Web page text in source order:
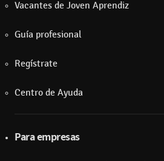
Vacantes de Joven Aprendiz
Guía profesional
Regístrate
Centro de Ayuda
Para empresas